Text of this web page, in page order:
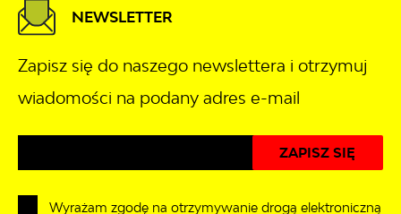
NEWSLETTER
Zapisz się do naszego newslettera i otrzymuj
wiadomości na podany adres e-mail
Wyrażam zgodę na otrzymywanie drogą elektroniczną